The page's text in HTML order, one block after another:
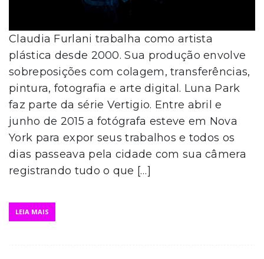
Claudia Furlani trabalha como artista
plástica desde 2000. Sua produção envolve
sobreposições com colagem, transferências,
pintura, fotografia e arte digital. Luna Park
faz parte da série Vertigio. Entre abril e
junho de 2015 a fotógrafa esteve em Nova
York para expor seus trabalhos e todos os
dias passeava pela cidade com sua câmera
registrando tudo o que […]
LEIA MAIS